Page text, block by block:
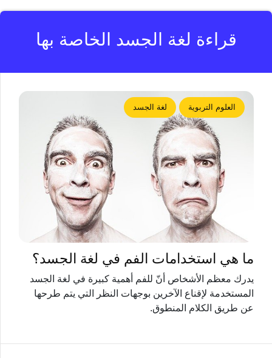
قراءة لغة الجسد الخاصة بها
العلوم التربوية لغة الجسد
ما هي استخدامات الفم في لغة الجسد؟
يدرك معظم الأشخاص أنّ للفم أهمية كبيرة في لغة الجسد
المستخدمة لإقناع الآخرين بوجهات النظر التي يتم طرحها
عن طريق الكلام المنطوق.